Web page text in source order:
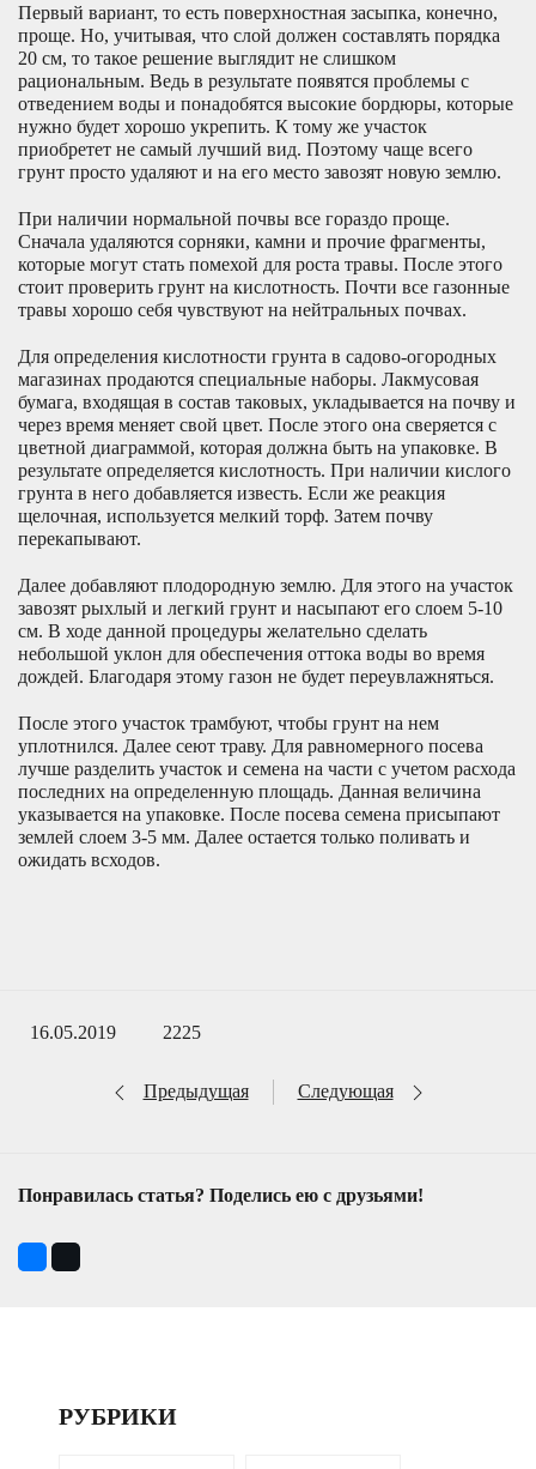
Первый вариант, то есть поверхностная засыпка, конечно,
проще. Но, учитывая, что слой должен составлять порядка
20 см, то такое решение выглядит не слишком
рациональным. Ведь в результате появятся проблемы с
отведением воды и понадобятся высокие бордюры, которые
нужно будет хорошо укрепить. К тому же участок
приобретет не самый лучший вид. Поэтому чаще всего
грунт просто удаляют и на его место завозят новую землю.
При наличии нормальной почвы все гораздо проще.
Сначала удаляются сорняки, камни и прочие фрагменты,
которые могут стать помехой для роста травы. После этого
стоит проверить грунт на кислотность. Почти все газонные
травы хорошо себя чувствуют на нейтральных почвах.
Для определения кислотности грунта в садово-огородных
магазинах продаются специальные наборы. Лакмусовая
бумага, входящая в состав таковых, укладывается на почву и
через время меняет свой цвет. После этого она сверяется с
цветной диаграммой, которая должна быть на упаковке. В
результате определяется кислотность. При наличии кислого
грунта в него добавляется известь. Если же реакция
щелочная, используется мелкий торф. Затем почву
перекапывают.
Далее добавляют плодородную землю. Для этого на участок
завозят рыхлый и легкий грунт и насыпают его слоем 5-10
см. В ходе данной процедуры желательно сделать
небольшой уклон для обеспечения оттока воды во время
дождей. Благодаря этому газон не будет переувлажняться.
После этого участок трамбуют, чтобы грунт на нем
уплотнился. Далее сеют траву. Для равномерного посева
лучше разделить участок и семена на части с учетом расхода
последних на определенную площадь. Данная величина
указывается на упаковке. После посева семена присыпают
землей слоем 3-5 мм. Далее остается только поливать и
ожидать всходов.
16.05.2019 2225
Предыдущая Следующая
Понравилась статья? Поделись ею с друзьями!
РУБРИКИ